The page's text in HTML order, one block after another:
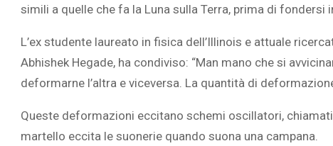
simili a quelle che fa la Luna sulla Terra, prima di fondersi
L’ex studente laureato in fisica dell’Illinois e attuale
Abhishek Hegade, ha condiviso: “Man mano che si
deformarne l’altra e viceversa. La quantità di
Queste deformazioni eccitano schemi oscillatori,
martello eccita le suonerie quando suona una campana.